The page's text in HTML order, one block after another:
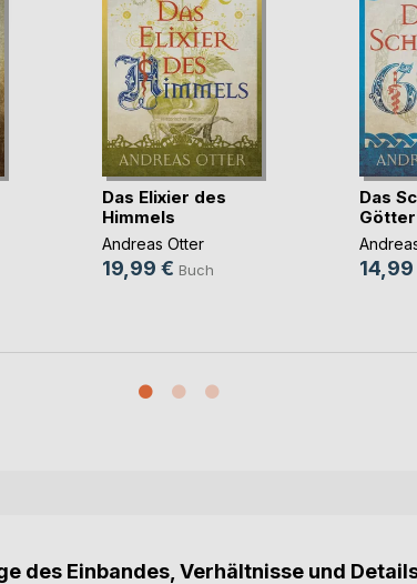
Das Elixier des
Himmels
Andreas Otter
19,99 € Buch
Das
Götter
14,99
des Einbandes, Verhältnisse und